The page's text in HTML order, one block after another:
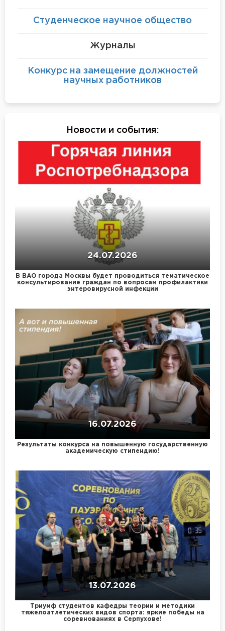
Студенческое научное общество
Журналы
Конкурс на замещение должностей
научных работников
Новости и события:
24.07.2026
В ВАО города Москвы будет проводиться тематическое
консультирование граждан по вопросам профилактики
энтеровирусной инфекции
16.07.2026
Результаты конкурса на повышенную государственную
академическую стипендию!
13.07.2026
Триумф студентов кафедры теории и методики
тяжелоатлетических видов спорта: яркие победы на
соревнованиях в Серпухове!